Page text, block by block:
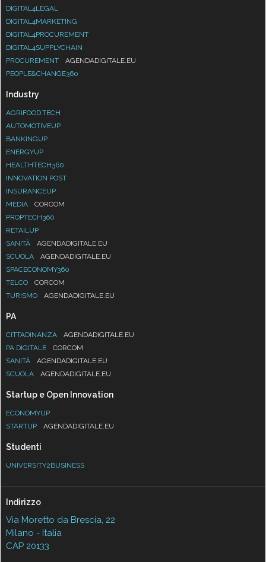
DIGITAL4LEGAL
DIGITAL4MARKETING
DIGITAL4PROCUREMENT
DIGITAL4SUPPLYCHAIN
PROCUREMENT
AGENDADIGITALE.EU
PEOPLE&CHANGE360
Industry
AGRIFOOD.TECH
AUTOMOTIVEUP
BANKINGUP
ENERGYUP
HEALTHTECH360
INNOVATION POST
INSURANCEUP
MEDIA
CORCOM
PROPTECH360
RETAILUP
SANITÀ
AGENDADIGITALE.EU
SCUOLA
AGENDADIGITALE.EU
SPACECONOMY360
TELCO
CORCOM
TURISMO
AGENDADIGITALE.EU
PA
CITTADINANZA
AGENDADIGITALE.EU
PA DIGITALE
CORCOM
SANITÀ
AGENDADIGITALE.EU
SCUOLA
AGENDADIGITALE.EU
Startup e Open Innovation
ECONOMYUP
STARTUP
AGENDADIGITALE.EU
Studenti
UNIVERSITY2BUSINESS
Indirizzo
Via Moretto da Brescia, 22
Milano - Italia
CAP 20133